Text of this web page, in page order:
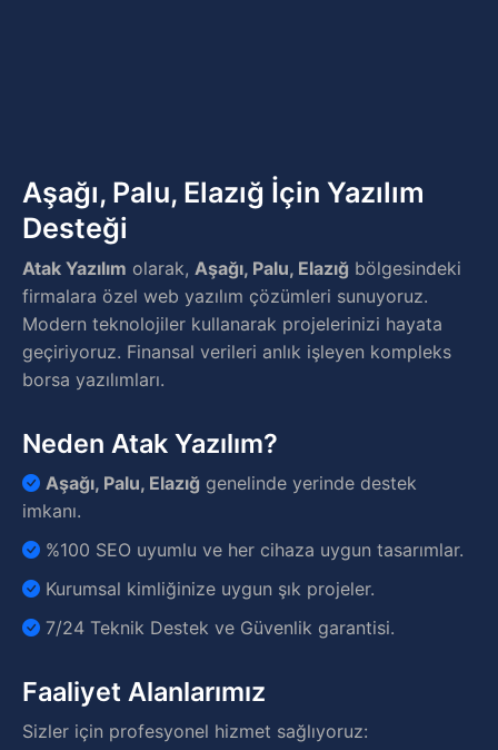
Aşağı, Palu, Elazığ İçin Yazılım
Desteği
Atak Yazılım olarak, Aşağı, Palu, Elazığ bölgesindeki
firmalara özel web yazılım çözümleri sunuyoruz.
Modern teknolojiler kullanarak projelerinizi hayata
geçiriyoruz. Finansal verileri anlık işleyen kompleks
borsa yazılımları.
Neden Atak Yazılım?
Aşağı, Palu, Elazığ genelinde yerinde destek
imkanı.
%100 SEO uyumlu ve her cihaza uygun tasarımlar.
Kurumsal kimliğinize uygun şık projeler.
7/24 Teknik Destek ve Güvenlik garantisi.
Faaliyet Alanlarımız
Sizler için profesyonel hizmet sağlıyoruz: